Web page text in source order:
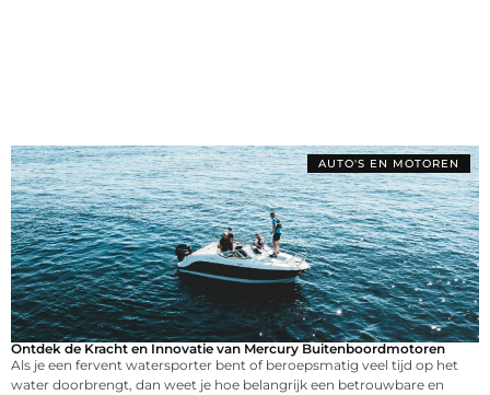
AUTO'S EN MOTOREN
Ontdek de Kracht en Innovatie van Mercury Buitenboordmotoren
Als je een fervent watersporter bent of beroepsmatig veel tijd op het
water doorbrengt, dan weet je hoe belangrijk een betrouwbare en